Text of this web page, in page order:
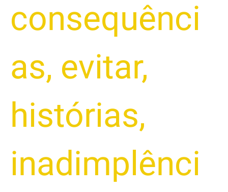
consequênci
as, evitar,
histórias,
inadimplênci